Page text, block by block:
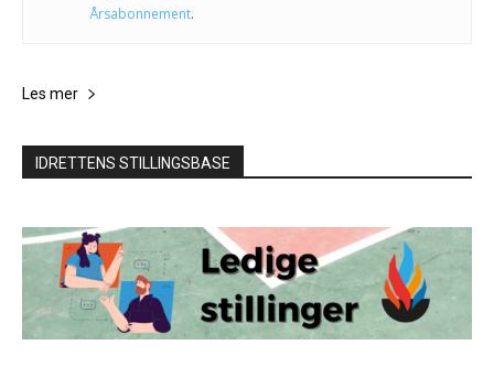
Årsabonnement.
Les mer
IDRETTENS STILLINGSBASE